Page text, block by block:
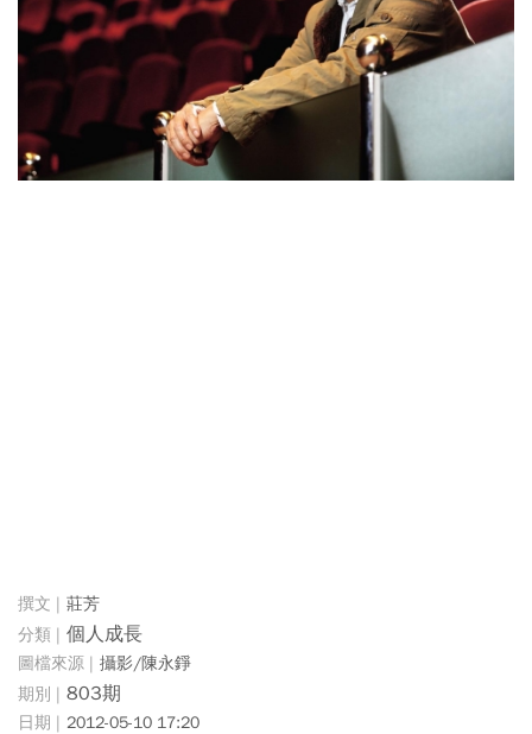
莊芳
個人成長
攝影/陳永錚
803期
2012-05-10 17:20